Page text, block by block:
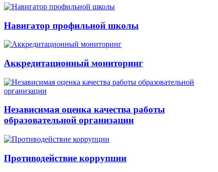
Навигатор профильной школы
Аккредитационный мониторинг
Независимая оценка качества работы
образовательной организации
Противодействие коррупции